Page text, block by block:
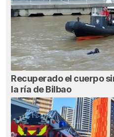
Recuperado el cuerpo
la ría de Bilbao